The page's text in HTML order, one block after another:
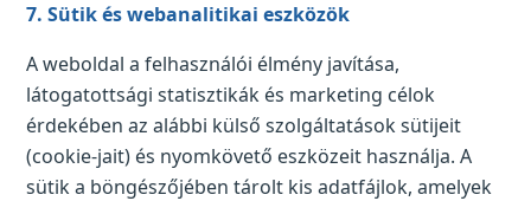
7. Sütik és webanalitikai eszközök
A weboldal a felhasználói élmény javítása,
látogatottsági statisztikák és marketing célok
érdekében az alábbi külső szolgáltatások sütijeit
(cookie-jait) és nyomkövető eszközeit használja. A
sütik a böngészőjében tárolt kis adatfájlok, amelyek